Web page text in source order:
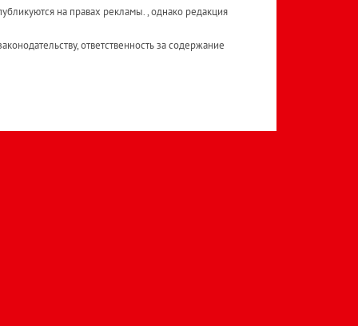
на правах рекламы. , однако редакция
ответственность за содержание